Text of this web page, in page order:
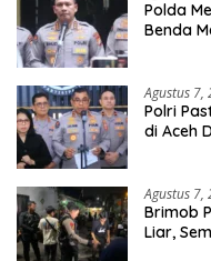
Polda
Benda
Agustus 7,
Polri
di Aceh
Agustus 7,
Brimob
Liar,